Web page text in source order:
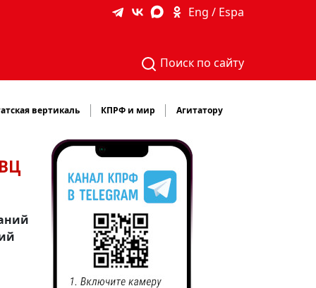
Eng / Espa
Поиск по сайту
вертикаль КПРФ и мир Агитатору